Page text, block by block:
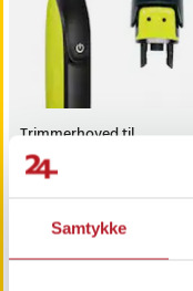
Samtykke
Trimmerhoved til
næsehår til Philips
OneBlade /
næsetrimmerhoved
Findes på lager, Leveres
Køb